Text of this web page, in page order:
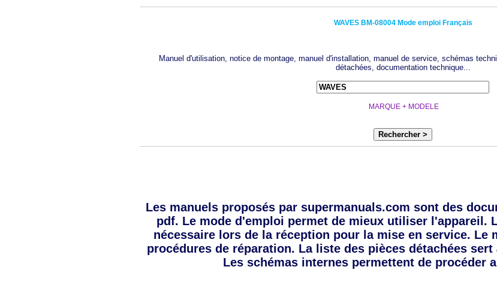
WAVES BM-08004Mode emploi Français
Manuel d'utilisation, notice de montage, manuel d'installation, manuel de service, schémas
détachées, documentation technique...
MARQUE + MODELE
Rechercher >
Les manuels proposés par supermanuals.com sont des
pdf. Le mode d'emploi permet de mieux utiliser l'appareil.
nécessaire lors de la réception pour la mise en service. Le
procédures de réparation. La liste des pièces détachées
Les schémas internes permettent de procéder